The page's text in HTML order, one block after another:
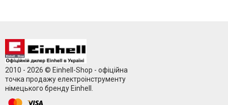
2010 - 2026 © Einhell-Shop - офіційна
точка продажу електроінструменту
німецького бренду Einhell.